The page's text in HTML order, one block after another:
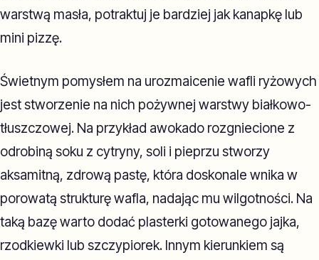
warstwą masła, potraktuj je bardziej jak kanapkę lub
mini pizzę.
Świetnym pomysłem na urozmaicenie wafli ryżowych
jest stworzenie na nich pożywnej warstwy białkowo-
tłuszczowej. Na przykład awokado rozgniecione z
odrobiną soku z cytryny, soli i pieprzu stworzy
aksamitną, zdrową pastę, która doskonale wnika w
porowatą strukturę wafla, nadając mu wilgotności. Na
taką bazę warto dodać plasterki gotowanego jajka,
rzodkiewki lub szczypiorek. Innym kierunkiem są